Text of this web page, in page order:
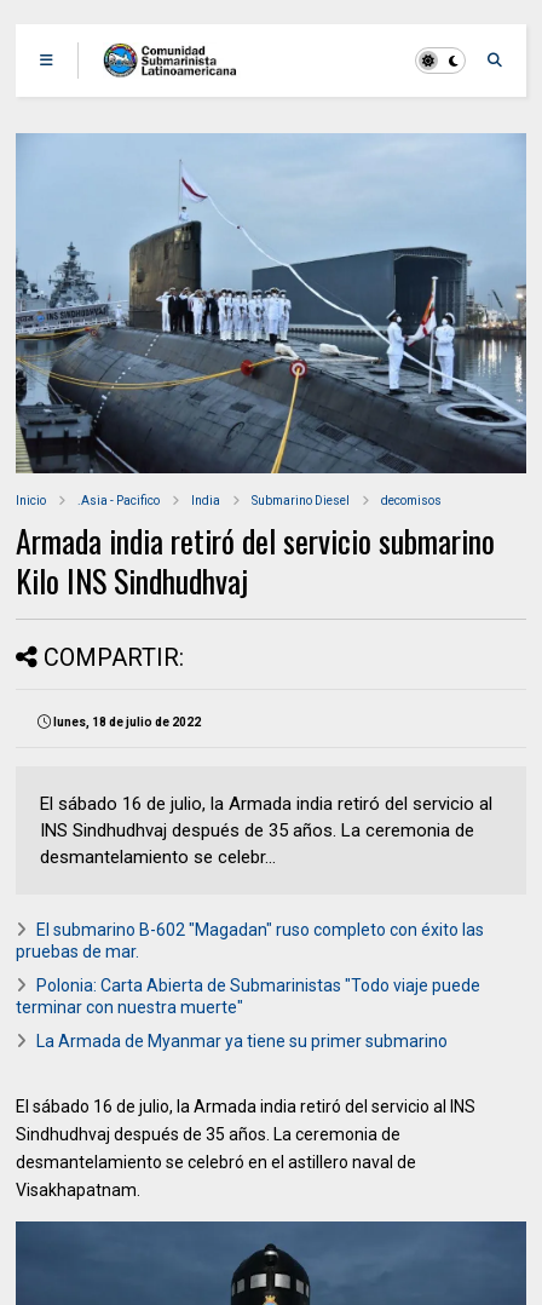
Inicio .Asia - Pacifico India Submarino Diesel decomisos
Armada india retiró del servicio submarino
Kilo INS Sindhudhvaj
COMPARTIR:
lunes, 18 de julio de 2022
El sábado 16 de julio, la Armada india retiró del servicio al
INS Sindhudhvaj después de 35 años. La ceremonia de
desmantelamiento se celebr...
El submarino B-602 "Magadan" ruso completo con éxito las
pruebas de mar.
Polonia: Carta Abierta de Submarinistas "Todo viaje puede
terminar con nuestra muerte"
La Armada de Myanmar ya tiene su primer submarino
El sábado 16 de julio, la Armada india retiró del servicio al INS
Sindhudhvaj después de 35 años. La ceremonia de
desmantelamiento se celebró en el astillero naval de
Visakhapatnam.